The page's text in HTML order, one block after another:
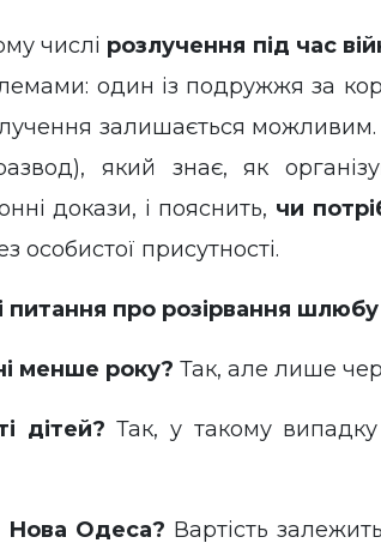
числі розлучення під час
один із подружжя за
залишається
який знає, як
докази, і пояснить, чи
особистої присутності.
про розірвання шлюбу
менше року? Так, але лише
дітей? Так, у такому випадку
Нова Одеса? Вартість